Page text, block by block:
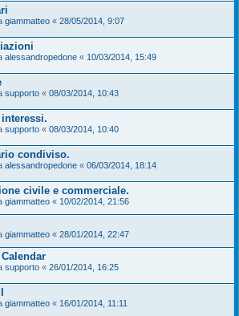
giammatteo « 28/05/2014, 9:07
alessandropedone « 10/03/2014, 15:49
supporto « 08/03/2014, 10:43
supporto « 08/03/2014, 10:40
condiviso.
alessandropedone « 06/03/2014, 18:14
civile e commerciale.
giammatteo « 10/02/2014, 21:56
giammatteo « 28/01/2014, 22:47
supporto « 26/01/2014, 16:25
giammatteo « 16/01/2014, 11:11